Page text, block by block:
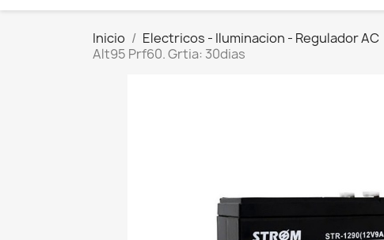
Inicio Electricos - Iluminacion - Regulador AC
Alt95 Prf60. Grtia: 30dias